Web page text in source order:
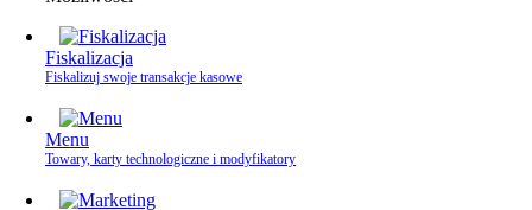
Fiskalizacja
Fiskalizuj swoje transakcje kasowe
Menu
Towary, karty technologiczne i modyfikatory